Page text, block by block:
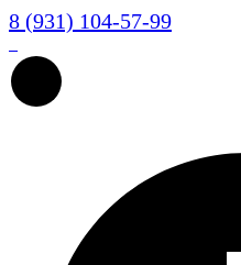
8 (931) 104-57-99